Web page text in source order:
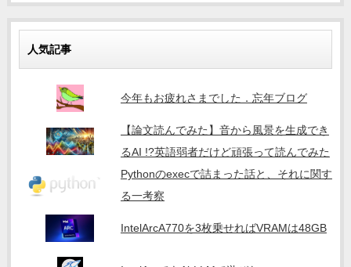
人気記事
今年もお疲れさまでした．忘年ブログ
【論文読んでみた】音から風景を生成でき
るAI !?英語弱者だけど頑張って読んでみた
Pythonのexecで詰まった話と、それに関す
る一考察
IntelArcA770を3枚乗せればVRAMは48GB